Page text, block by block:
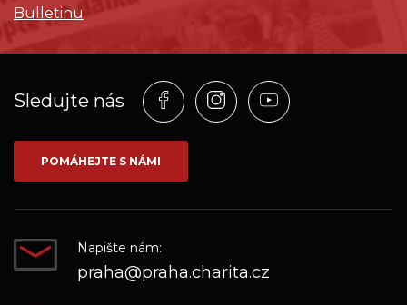
Bulletinu
Sledujte nás
Profil
na
síti_Facebook
Profil
na
Profil
na
POMÁHEJTE S NÁMI
Napište nám:
praha@praha.charita.cz